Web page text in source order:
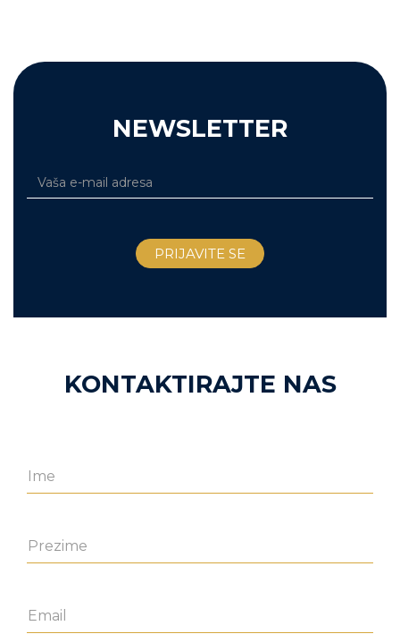
NEWSLETTER
KONTAKTIRAJTE NAS